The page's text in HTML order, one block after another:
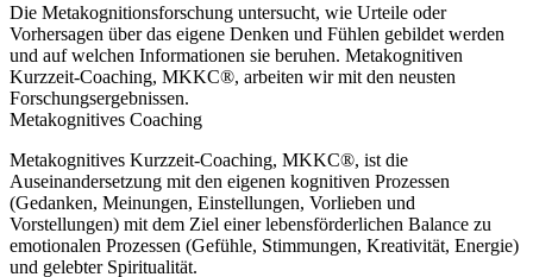
Die Metakognitions­forschung untersucht, wie Urteile oder
Vorhersagen über das eigene Denken und Fühlen gebildet werden
und auf welchen Informationen sie beruhen. Metakognitiven
Kurzzeit-Coaching, MKKC®, arbeiten wir mit den neusten
Forschungsergebnissen.
Metakognitives Coaching
Metakognitives Kurzzeit-Coaching, MKKC®, ist die
Auseinandersetzung mit den eigenen kognitiven Prozessen
(Gedanken, Meinungen, Einstellungen, Vorlieben und
Vorstellungen) mit dem Ziel einer lebensförderlichen Balance zu
emotionalen Prozessen (Gefühle, Stimmungen, Kreativität, Energie)
und gelebter Spiritualität.